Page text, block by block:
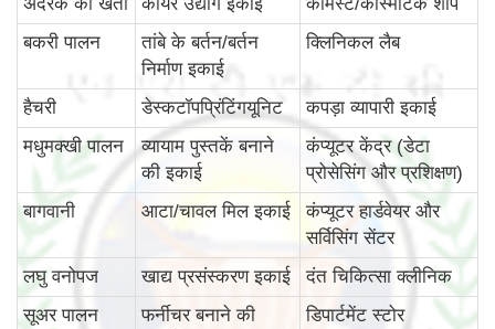
बकरी पालन
तांबे के बर्तन/बर्तन
निर्माण इकाई
क्लिनिकल लैब
हैचरी डेस्कटॉपप्रिंटिंगयूनिट
कपड़ा व्यापारी इकाई
मधुमक्खी पालन
व्यायाम पुस्तकें बनाने
की इकाई
कंप्यूटर केंद्र (डेटा
प्रोसेसिंग और प्रशिक्षण)
बागवानी
आटा/चावल मिल इकाई
कंप्यूटर हार्डवेयर और
सर्विसिंग सेंटर
लघु वनोपज
खाद्य प्रसंस्करण इकाई
दंत चिकित्सा क्लीनिक
सूअर पालन
फर्नीचर बनाने की
डिपार्टमेंट स्टोर